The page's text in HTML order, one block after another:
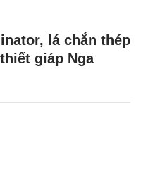
lá chắn thép
giáp Nga